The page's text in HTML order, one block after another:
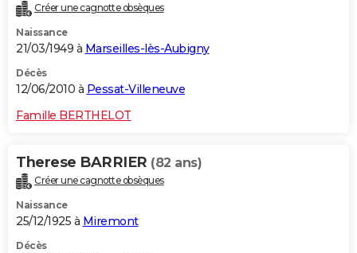
Créer une cagnotte obsèques
Naissance
21/03/1949 à Marseilles-lès-Aubigny
Décès
12/06/2010 à Pessat-Villeneuve
Famille BERTHELOT
Therese BARRIER (82 ans)
Créer une cagnotte obsèques
Naissance
25/12/1925 à Miremont
Décès